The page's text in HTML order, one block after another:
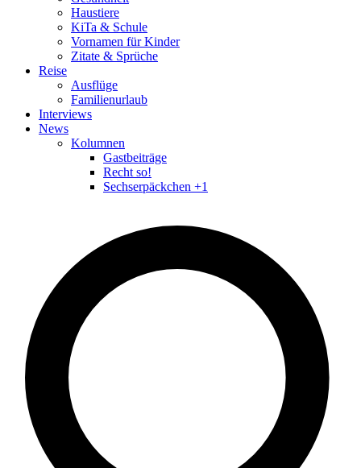
Haustiere
KiTa & Schule
Vornamen für Kinder
Zitate & Sprüche
Reise
Ausflüge
Familienurlaub
Interviews
News
Kolumnen
Gastbeiträge
Recht so!
Sechserpäckchen +1